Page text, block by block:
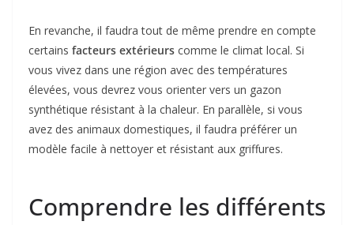
En revanche, il faudra tout de même prendre en compte
certains facteurs extérieurs comme le climat local. Si
vous vivez dans une région avec des températures
élevées, vous devrez vous orienter vers un gazon
synthétique résistant à la chaleur. En parallèle, si vous
avez des animaux domestiques, il faudra préférer un
modèle facile à nettoyer et résistant aux griffures.
Comprendre les différents